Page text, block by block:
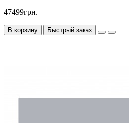
47499грн.
В корзину Быстрый заказ